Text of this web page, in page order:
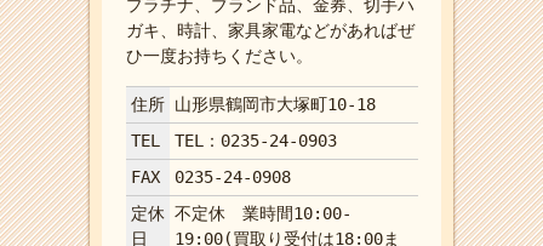
プラチナ、ブランド品、金券、切手ハ
ガキ、時計、家具家電などがあればぜ
ひ一度お持ちください。
住所 山形県鶴岡市大塚町10-18
TEL
TEL：0235-24-0903
FAX
0235-24-0908
定休
日
不定休 業時間10:00-
19:00(買取り受付は18:00ま